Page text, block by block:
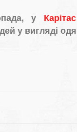
у
у вигляді